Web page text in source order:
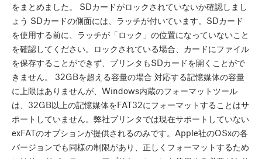
をまとめました。 SDカードがロックされていないか確認しまし
ょう SDカードの側面には、ラッチが付いています。SDカード
を使用する前に、ラッチが「ロック」の位置になっていないこと
を確認してください。ロックされている場合、カードにファイル
を保存することができず、プリンタもSDカードを開くことがで
きません。 32GBを超える容量の場合 対応する記憶媒体の容量
に上限はありませんが、Windows内蔵のフォーマットツール
は、32GB以上の記憶媒体をFAT32にフォーマットすることはサ
ポートしていません。弊社プリンタでは現在サポートしていない
exFATのオプションが提供されるのみです。Apple社のOSxの各
バージョンでも同様の制限があり、正しくフォーマットするため